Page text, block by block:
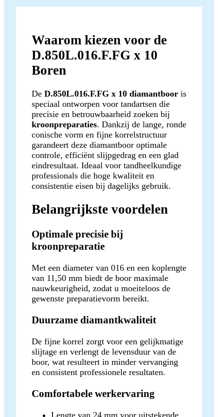
Waarom kiezen voor de
D.850L.016.F.FG x 10
Boren
De D.850L.016.F.FG x 10 diamantboor is
speciaal ontworpen voor tandartsen die
precisie en betrouwbaarheid zoeken bij
kroonpreparaties. Dankzij de lange, ronde
conische vorm en fijne korrelstructuur
garandeert deze diamantboor optimale
controle, efficiënt slijpgedrag en een glad
eindresultaat. Ideaal voor tandheelkundige
professionals die hoge kwaliteit en
consistentie eisen bij dagelijks gebruik.
Belangrijkste voordelen
Optimale precisie bij
kroonpreparatie
Met een diameter van 016 en een koplengte
van 11,50 mm biedt de boor maximale
nauwkeurigheid, zodat u moeiteloos de
gewenste preparatievorm bereikt.
Duurzame diamantkwaliteit
De fijne korrel zorgt voor een gelijkmatige
slijtage en verlengt de levensduur van de
boor, wat resulteert in minder vervanging
en consistent professionele resultaten.
Comfortabele werkervaring